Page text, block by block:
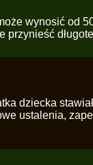
wynosić od
dziecka
ustalenia,